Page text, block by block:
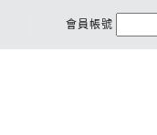
會員帳號